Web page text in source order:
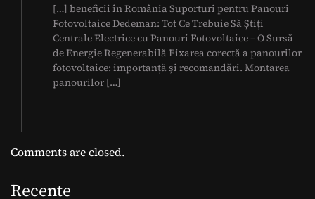
[…] beneficii în România Suporturi pentru Panouri
Fotovoltaice Dedeman: Tot Ce Trebuie Să Știți
Centrale Electrice cu Panouri Fotovoltaice – O Sursă
de Energie Regenerabilă Fixarea corectă a panourilor
fotovoltaice: importanță și recomandări. Montarea
panourilor […]
Comments are closed.
Recente